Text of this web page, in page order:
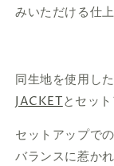
みいただける仕
同生地を使用した
JACKETとセッ
セットアップで
バランスに惹かれ